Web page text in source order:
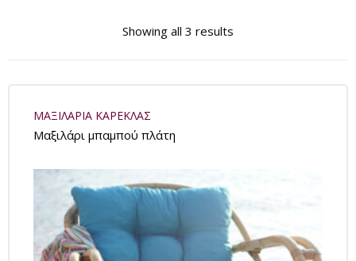
Showing all 3 results
ΜΑΞΙΛΑΡΙΑ ΚΑΡΕΚΛΑΣ
Μαξιλάρι μπαμπού πλάτη